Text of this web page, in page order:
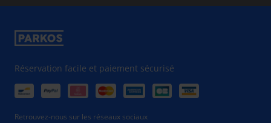
Réservation facile et paiement sécurisé
Retrouvez-nous sur les réseaux sociaux